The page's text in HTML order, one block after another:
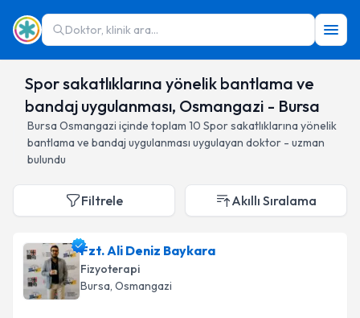
Doktor, klinik ara...
Spor sakatlıklarına yönelik bantlama ve
bandaj uygulanması, Osmangazi - Bursa
Bursa Osmangazi içinde toplam 10 Spor sakatlıklarına yönelik
bantlama ve bandaj uygulanması uygulayan doktor - uzman
bulundu
Filtrele Akıllı Sıralama
Fzt. Ali Deniz Baykara
Fizyoterapi
Bursa, Osmangazi